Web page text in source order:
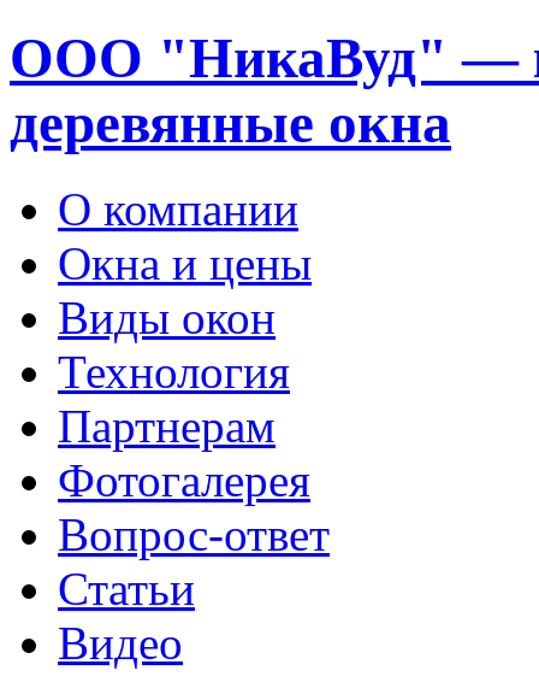
ООО "НикаВуд" —
деревянные окна
О компании
Окна и цены
Виды окон
Технология
Партнерам
Фотогалерея
Вопрос-ответ
Статьи
Видео